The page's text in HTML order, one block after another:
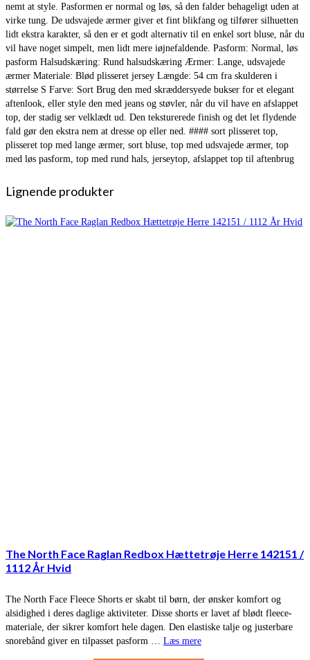
nemt at style. Pasformen er normal og løs, så den falder behageligt uden at
virke tung. De udsvajede ærmer giver et fint blikfang og tilfører silhuetten
lidt ekstra karakter, så den er et godt alternativ til en enkel sort bluse, når du
vil have noget simpelt, men lidt mere iøjnefaldende. Pasform: Normal, løs
pasform Halsudskæring: Rund halsudskæring Ærmer: Lange, udsvajede
ærmer Materiale: Blød plisseret jersey Længde: 54 cm fra skulderen i
størrelse S Farve: Sort Brug den med skræddersyede bukser for et elegant
aftenlook, eller style den med jeans og støvler, når du vil have en afslappet
top, der stadig ser velklædt ud. Den teksturerede finish og det let flydende
fald gør den ekstra nem at dresse op eller ned. #### sort plisseret top,
plisseret top med lange ærmer, sort bluse, top med udsvajede ærmer, top
med løs pasform, top med rund hals, jerseytop, afslappet top til aftenbrug
Lignende produkter
The North Face Raglan Redbox Hættetrøje Herre 142151 /
1112 År Hvid
The North Face Fleece Shorts er skabt til børn, der ønsker komfort og
alsidighed i deres daglige aktiviteter. Disse shorts er lavet af blødt fleece-
materiale, der sikrer komfort hele dagen. Den elastiske talje og justerbare
snorebånd giver en tilpasset pasform … Læs mere